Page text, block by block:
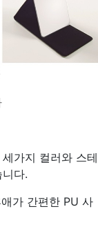
가지 컬러와 스테
다.
가 간편한 PU 사